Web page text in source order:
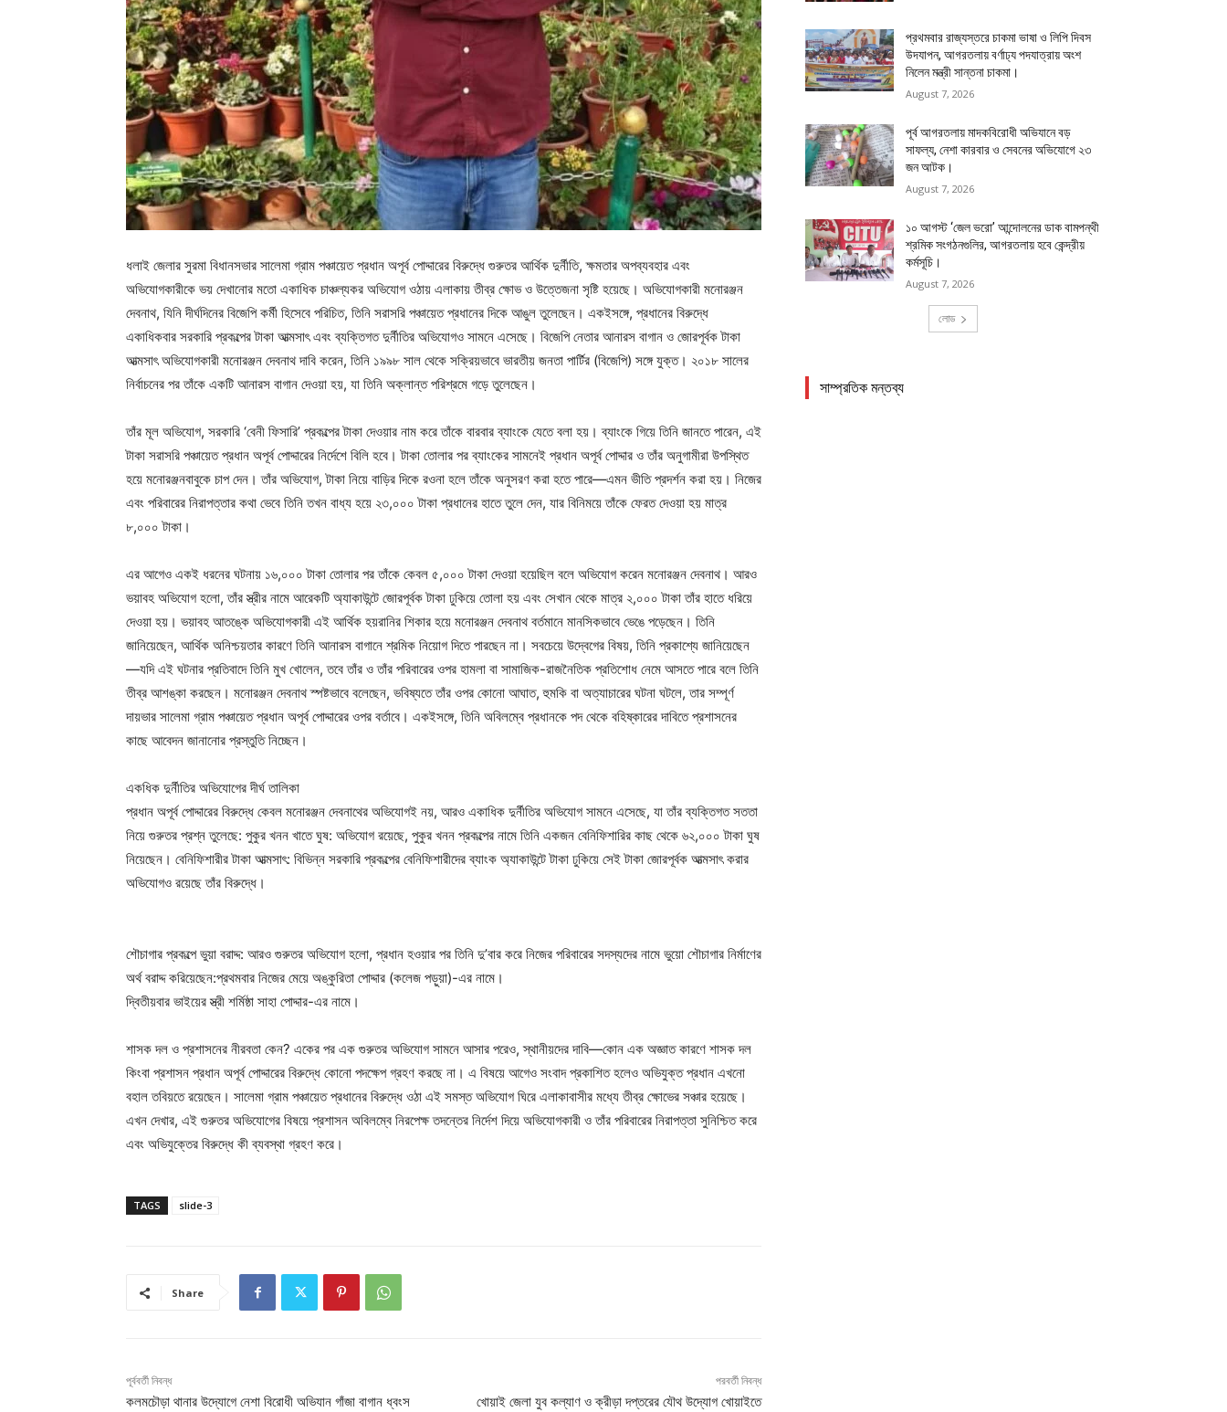
ধলাই জেলার সুরমা বিধানসভার সালেমা গ্রাম পঞ্চায়েত প্রধান অপূর্ব পোদ্দারের বিরুদ্ধে গুরুতর আর্থিক দুর্নীতি, ক্ষমতার অপব্যবহার এবং
অভিযোগকারীকে ভয় দেখানোর মতো একাধিক চাঞ্চল্যকর অভিযোগ ওঠায় এলাকায় তীব্র ক্ষোভ ও উত্তেজনা সৃষ্টি হয়েছে। অভিযোগকারী মনোরঞ্জন
দেবনাথ, যিনি দীর্ঘদিনের বিজেপি কর্মী হিসেবে পরিচিত, তিনি সরাসরি পঞ্চায়েত প্রধানের দিকে আঙুল তুলেছেন। একইসঙ্গে, প্রধানের বিরুদ্ধে
একাধিকবার সরকারি প্রকল্পের টাকা আত্মসাৎ এবং ব্যক্তিগত দুর্নীতির অভিযোগও সামনে এসেছে। বিজেপি নেতার আনারস বাগান ও জোরপূর্বক টাকা
আত্মসাৎ অভিযোগকারী মনোরঞ্জন দেবনাথ দাবি করেন, তিনি ১৯৯৮ সাল থেকে সক্রিয়ভাবে ভারতীয় জনতা পার্টির (বিজেপি) সঙ্গে যুক্ত। ২০১৮ সালের
নির্বাচনের পর তাঁকে একটি আনারস বাগান দেওয়া হয়, যা তিনি অক্লান্ত পরিশ্রমে গড়ে তুলেছেন।
তাঁর মূল অভিযোগ, সরকারি ‘বেনী ফিসারি’ প্রকল্পের টাকা দেওয়ার নাম করে তাঁকে বারবার ব্যাংকে যেতে বলা হয়। ব্যাংকে গিয়ে তিনি জানতে পারেন, এই
টাকা সরাসরি পঞ্চায়েত প্রধান অপূর্ব পোদ্দারের নির্দেশে বিলি হবে। টাকা তোলার পর ব্যাংকের সামনেই প্রধান অপূর্ব পোদ্দার ও তাঁর অনুগামীরা উপস্থিত
হয়ে মনোরঞ্জনবাবুকে চাপ দেন। তাঁর অভিযোগ, টাকা নিয়ে বাড়ির দিকে রওনা হলে তাঁকে অনুসরণ করা হতে পারে—এমন ভীতি প্রদর্শন করা হয়। নিজের
এবং পরিবারের নিরাপত্তার কথা ভেবে তিনি তখন বাধ্য হয়ে ২৩,০০০ টাকা প্রধানের হাতে তুলে দেন, যার বিনিময়ে তাঁকে ফেরত দেওয়া হয় মাত্র
৮,০০০ টাকা।
এর আগেও একই ধরনের ঘটনায় ১৬,০০০ টাকা তোলার পর তাঁকে কেবল ৫,০০০ টাকা দেওয়া হয়েছিল বলে অভিযোগ করেন মনোরঞ্জন দেবনাথ। আরও
ভয়াবহ অভিযোগ হলো, তাঁর স্ত্রীর নামে আরেকটি অ্যাকাউন্টে জোরপূর্বক টাকা ঢুকিয়ে তোলা হয় এবং সেখান থেকে মাত্র ২,০০০ টাকা তাঁর হাতে ধরিয়ে
দেওয়া হয়। ভয়াবহ আতঙ্কে অভিযোগকারী এই আর্থিক হয়রানির শিকার হয়ে মনোরঞ্জন দেবনাথ বর্তমানে মানসিকভাবে ভেঙে পড়েছেন। তিনি
জানিয়েছেন, আর্থিক অনিশ্চয়তার কারণে তিনি আনারস বাগানে শ্রমিক নিয়োগ দিতে পারছেন না। সবচেয়ে উদ্বেগের বিষয়, তিনি প্রকাশ্যে জানিয়েছেন
—যদি এই ঘটনার প্রতিবাদে তিনি মুখ খোলেন, তবে তাঁর ও তাঁর পরিবারের ওপর হামলা বা সামাজিক-রাজনৈতিক প্রতিশোধ নেমে আসতে পারে বলে তিনি
তীব্র আশঙ্কা করছেন। মনোরঞ্জন দেবনাথ স্পষ্টভাবে বলেছেন, ভবিষ্যতে তাঁর ওপর কোনো আঘাত, হুমকি বা অত্যাচারের ঘটনা ঘটলে, তার সম্পূর্ণ
দায়ভার সালেমা গ্রাম পঞ্চায়েত প্রধান অপূর্ব পোদ্দারের ওপর বর্তাবে। একইসঙ্গে, তিনি অবিলম্বে প্রধানকে পদ থেকে বহিষ্কারের দাবিতে প্রশাসনের
কাছে আবেদন জানানোর প্রস্তুতি নিচ্ছেন।
একধিক দুর্নীতির অভিযোগের দীর্ঘ তালিকা
প্রধান অপূর্ব পোদ্দারের বিরুদ্ধে কেবল মনোরঞ্জন দেবনাথের অভিযোগই নয়, আরও একাধিক দুর্নীতির অভিযোগ সামনে এসেছে, যা তাঁর ব্যক্তিগত সততা
নিয়ে গুরুতর প্রশ্ন তুলেছে: পুকুর খনন খাতে ঘুষ: অভিযোগ রয়েছে, পুকুর খনন প্রকল্পের নামে তিনি একজন বেনিফিশারির কাছ থেকে ৬২,০০০ টাকা ঘুষ
নিয়েছেন। বেনিফিশারীর টাকা আত্মসাৎ: বিভিন্ন সরকারি প্রকল্পের বেনিফিশারীদের ব্যাংক অ্যাকাউন্টে টাকা ঢুকিয়ে সেই টাকা জোরপূর্বক আত্মসাৎ করার
অভিযোগও রয়েছে তাঁর বিরুদ্ধে।
শৌচাগার প্রকল্পে ভুয়া বরাদ্দ: আরও গুরুতর অভিযোগ হলো, প্রধান হওয়ার পর তিনি দু’বার করে নিজের পরিবারের সদস্যদের নামে ভুয়ো শৌচাগার নির্মাণের
অর্থ বরাদ্দ করিয়েছেন:প্রথমবার নিজের মেয়ে অঙ্কুরিতা পোদ্দার (কলেজ পড়ুয়া)-এর নামে।
দ্বিতীয়বার ভাইয়ের স্ত্রী শর্মিষ্ঠা সাহা পোদ্দার-এর নামে।
শাসক দল ও প্রশাসনের নীরবতা কেন? একের পর এক গুরুতর অভিযোগ সামনে আসার পরেও, স্থানীয়দের দাবি—কোন এক অজ্ঞাত কারণে শাসক দল
কিংবা প্রশাসন প্রধান অপূর্ব পোদ্দারের বিরুদ্ধে কোনো পদক্ষেপ গ্রহণ করছে না। এ বিষয়ে আগেও সংবাদ প্রকাশিত হলেও অভিযুক্ত প্রধান এখনো
বহাল তবিয়তে রয়েছেন। সালেমা গ্রাম পঞ্চায়েত প্রধানের বিরুদ্ধে ওঠা এই সমস্ত অভিযোগ ঘিরে এলাকাবাসীর মধ্যে তীব্র ক্ষোভের সঞ্চার হয়েছে।
এখন দেখার, এই গুরুতর অভিযোগের বিষয়ে প্রশাসন অবিলম্বে নিরপেক্ষ তদন্তের নির্দেশ দিয়ে অভিযোগকারী ও তাঁর পরিবারের নিরাপত্তা সুনিশ্চিত করে
এবং অভিযুক্তের বিরুদ্ধে কী ব্যবস্থা গ্রহণ করে।
TAGS slide-3
Share
পূর্ববর্তী নিবন্ধ
কলমচৌড়া থানার উদ্যোগে নেশা বিরোধী অভিযান গাঁজা বাগান ধ্বংস
পরবর্তী নিবন্ধ
খোয়াই জেলা যুব কল্যাণ ও ক্রীড়া দপ্তরের যৌথ উদ্যোগ খোয়াইতে
প্রথমবার রাজ্যস্তরে চাকমা ভাষা ও লিপি দিবস
উদযাপন, আগরতলায় বর্ণাঢ্য পদযাত্রায় অংশ
নিলেন মন্ত্রী সান্তনা চাকমা।
August 7, 2026
পূর্ব আগরতলায় মাদকবিরোধী অভিযানে বড়
সাফল্য, নেশা কারবার ও সেবনের অভিযোগে ২৩
জন আটক।
August 7, 2026
১০ আগস্ট ‘জেল ভরো’ আন্দোলনের ডাক বামপন্থী
শ্রমিক সংগঠনগুলির, আগরতলায় হবে কেন্দ্রীয়
কর্মসূচি।
August 7, 2026
লোড
সাম্প্রতিক মন্তব্য